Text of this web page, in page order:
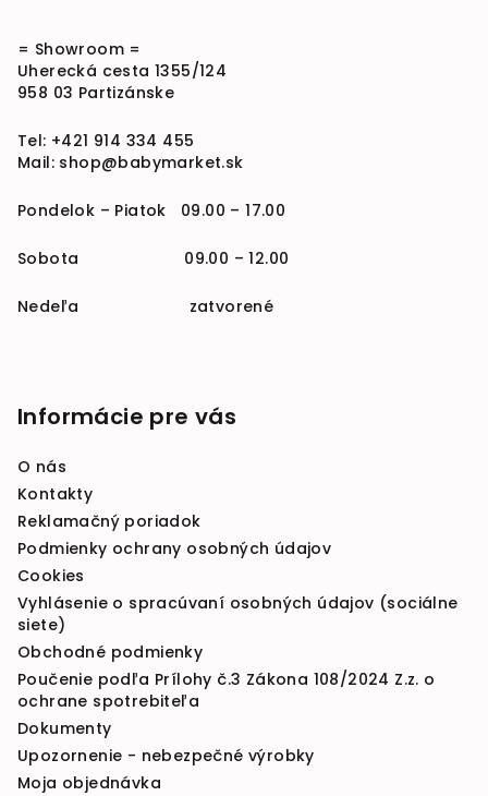
= Showroom =
Uherecká cesta 1355/124
958 03 Partizánske
Tel: +421 914 334 455
Mail: shop@babymarket.sk
Pondelok – Piatok 09.00 – 17.00
Sobota 09.00 – 12.00
Nedeľa zatvorené
Informácie pre vás
O nás
Kontakty
Reklamačný poriadok
Podmienky ochrany osobných údajov
Cookies
Vyhlásenie o spracúvaní osobných údajov (sociálne
siete)
Obchodné podmienky
Poučenie podľa Prílohy č.3 Zákona 108/2024 Z.z. o
ochrane spotrebiteľa
Dokumenty
Upozornenie - nebezpečné výrobky
Moja objednávka